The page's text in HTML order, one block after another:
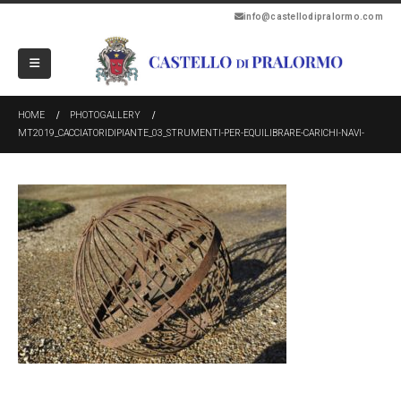
info@castellodipralormo.com
HOME
PHOTOGALLERY
MT2019_CACCIATORIDIPIANTE_03_STRUMENTI-PER-EQUILIBRARE-CARICHI-NAVI-